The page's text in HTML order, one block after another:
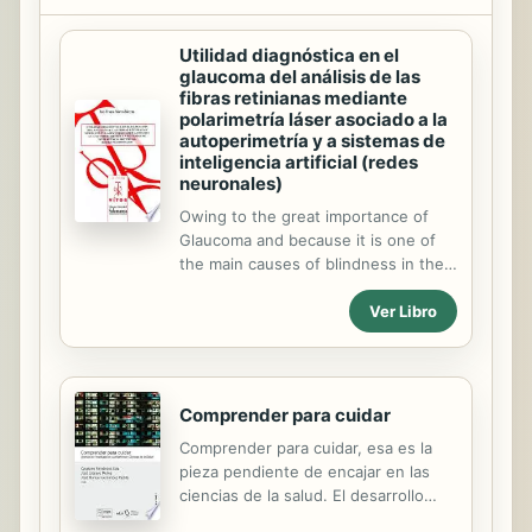
Utilidad diagnóstica en el
glaucoma del análisis de las
fibras retinianas mediante
polarimetría láser asociado a la
autoperimetría y a sistemas de
inteligencia artificial (redes
neuronales)
Owing to the great importance of
Glaucoma and because it is one of
the main causes of blindness in the
world, we are working to contribute
a new help to obtain a diagnosis as
early as possible, an adequate
Glaucoma, so that we could improve
the quality of life of persons who
suffer this problem. The persons
who have been included in the
population sample were voluntarily
included and they came from
Ver Libro
Comprender para cuidar
Comprender para cuidar, esa es la
pieza pendiente de encajar en las
ciencias de la salud. El desarrollo